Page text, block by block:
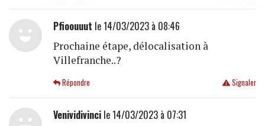
Pfioouuut le 14/03/2023 à 08:46
Prochaine étape, délocalisation à
Villefranche..?
Signaler
Répondre
Venividivincile 14/03/2023 à 07:31